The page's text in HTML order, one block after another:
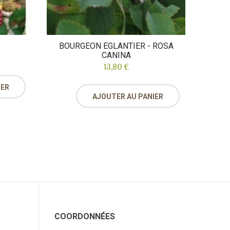
BOURGEON EGLANTIER - ROSA
CANINA
13,80 €
AJOUTER AU PANIER
COORDONNÉES